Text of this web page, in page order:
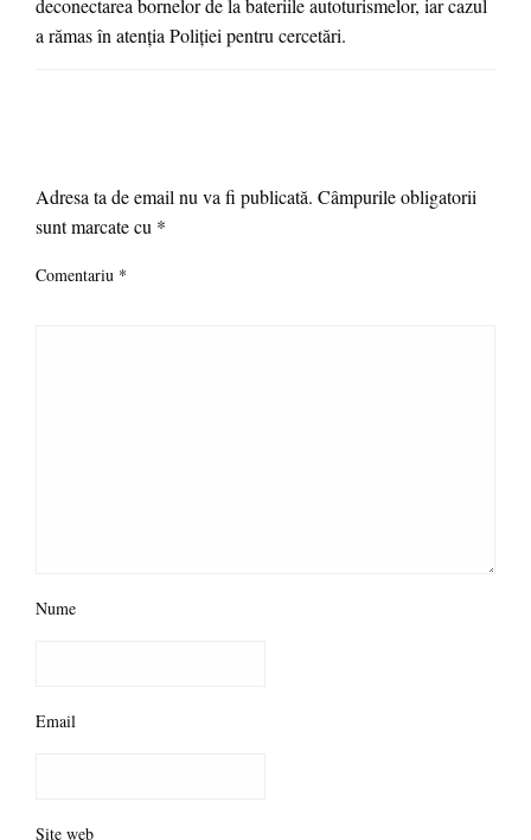
a rămas în atenţia Poliţiei pentru cercetări.
Adresa ta de email nu va fi publicată. Câmpurile obligatorii
sunt marcate cu *
Comentariu *
Nume
Email
Site web